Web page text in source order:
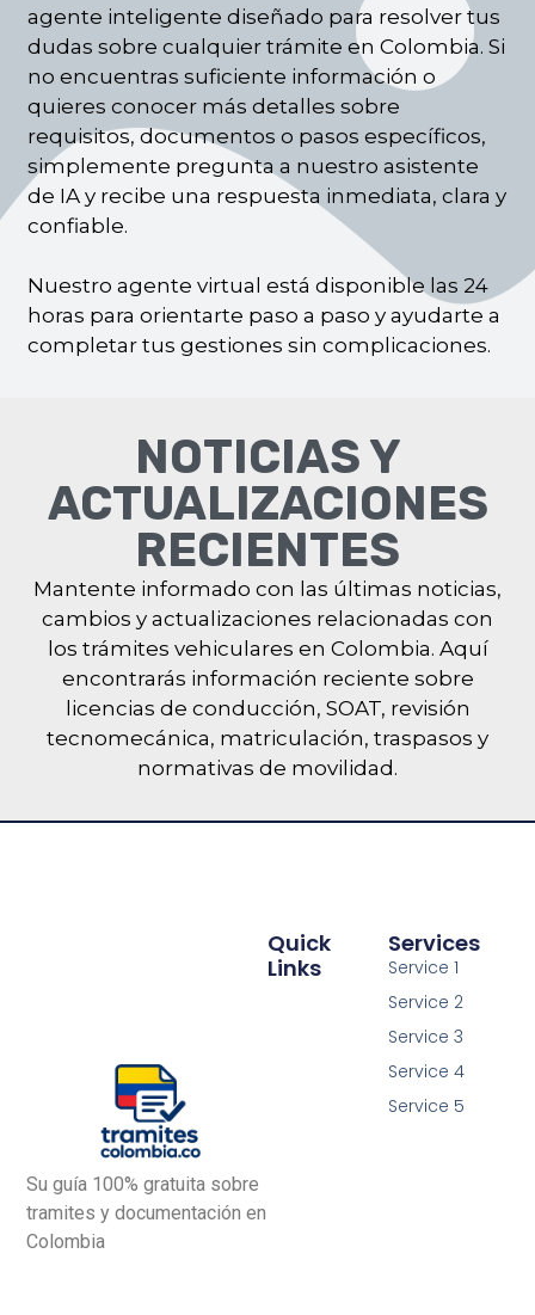
agente inteligente diseñado para resolver tus
dudas sobre cualquier trámite en Colombia. Si
no encuentras suficiente información o
quieres conocer más detalles sobre
requisitos, documentos o pasos específicos,
simplemente pregunta a nuestro asistente
de IA y recibe una respuesta inmediata, clara y
confiable.
Nuestro agente virtual está disponible las 24
horas para orientarte paso a paso y ayudarte a
completar tus gestiones sin complicaciones.
NOTICIAS Y
ACTUALIZACIONES
RECIENTES
Mantente informado con las últimas noticias,
cambios y actualizaciones relacionadas con
los trámites vehiculares en Colombia. Aquí
encontrarás información reciente sobre
licencias de conducción, SOAT, revisión
tecnomecánica, matriculación, traspasos y
normativas de movilidad.
Su guía 100% gratuita sobre
tramites y documentación en
Colombia
Services
Service 1
Service 2
Service 3
Service 4
Service 5
Quick
Links